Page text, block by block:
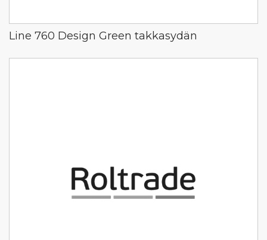
Line 760 Design Green takkasydän